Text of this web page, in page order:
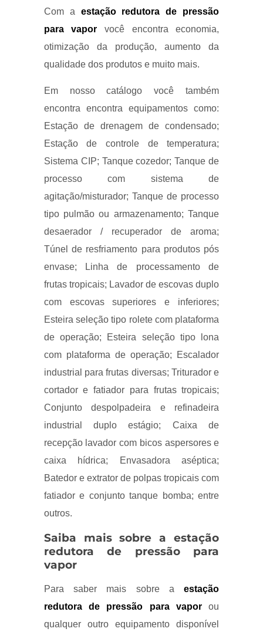
Com a estação redutora de pressão
para vapor você encontra economia,
otimização da produção, aumento da
qualidade dos produtos e muito mais.
Em nosso catálogo você também
encontra encontra equipamentos como:
Estação de drenagem de condensado;
Estação de controle de temperatura;
Sistema CIP; Tanque cozedor; Tanque de
processo com sistema de
agitação/misturador; Tanque de processo
tipo pulmão ou armazenamento; Tanque
desaerador / recuperador de aroma;
Túnel de resfriamento para produtos pós
envase; Linha de processamento de
frutas tropicais; Lavador de escovas duplo
com escovas superiores e inferiores;
Esteira seleção tipo rolete com plataforma
de operação; Esteira seleção tipo lona
com plataforma de operação; Escalador
industrial para frutas diversas; Triturador e
cortador e fatiador para frutas tropicais;
Conjunto despolpadeira e refinadeira
industrial duplo estágio; Caixa de
recepção lavador com bicos aspersores e
caixa hídrica; Envasadora aséptica;
Batedor e extrator de polpas tropicais com
fatiador e conjunto tanque bomba; entre
outros.
Saiba mais sobre a estação
redutora de pressão para
vapor
Para saber mais sobre aestação
redutora de pressão para vaporou
qualquer outro equipamento disponível